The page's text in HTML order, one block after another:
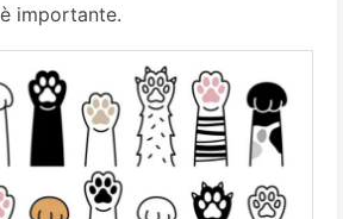
importante.